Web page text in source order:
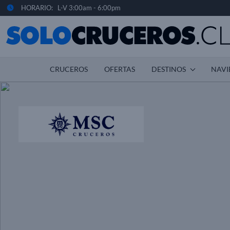
HORARIO: L-V 3:00am - 6:00pm
CRUCEROS OFERTAS DESTINOS